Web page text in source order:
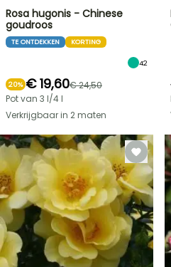
Rosa hugonis - Chinese
goudroos
TE ONTDEKKEN KORTING
42
20% € 19,60€ 24,50
Pot van 3 l/4 l
Verkrijgbaar in 2 maten